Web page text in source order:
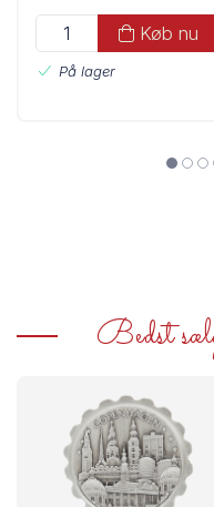
Køb nu
På lager
Bedst